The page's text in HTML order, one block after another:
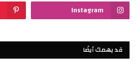
Instagram
قد يهمك أيضًا